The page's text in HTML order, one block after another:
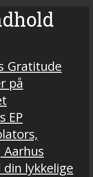
Gratitude
på
EP
Aarhus
lykkelige